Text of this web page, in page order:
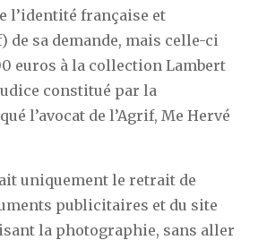
l’identité française et
de sa demande, mais celle-ci
euros à la collection Lambert
constitué par la
l’avocat de l’Agrif, Me Hervé
uniquement le retrait de
publicitaires et du site
la photographie, sans aller